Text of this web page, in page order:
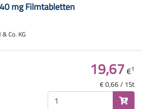
mg Filmtabletten
Co. KG
19,67€1
€ 0,66 / 1St